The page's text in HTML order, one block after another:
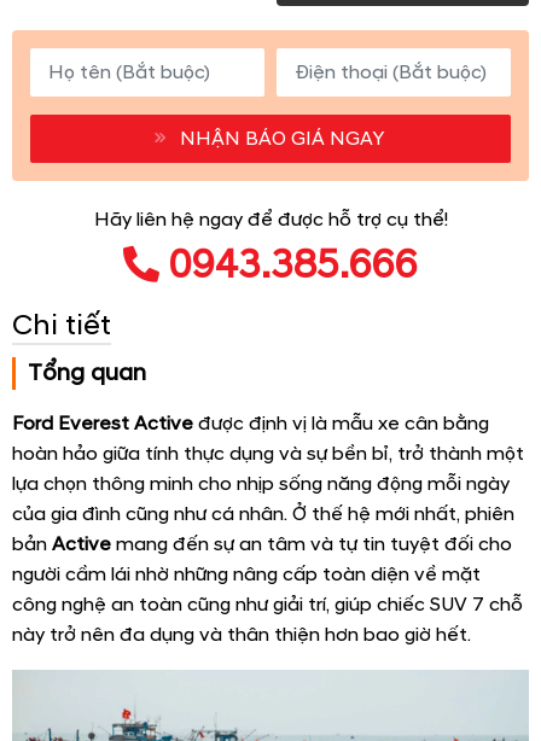
NHẬN BÁO GIÁ NGAY
Hãy liên hệ ngay để được hỗ trợ cụ thể!
0943.385.666
Chi tiết
Tổng quan
Ford Everest Active được định vị là mẫu xe cân bằng
hoàn hảo giữa tính thực dụng và sự bền bỉ, trở thành một
lựa chọn thông minh cho nhịp sống năng động mỗi ngày
của gia đình cũng như cá nhân. Ở thế hệ mới nhất, phiên
bản Active mang đến sự an tâm và tự tin tuyệt đối cho
người cầm lái nhờ những nâng cấp toàn diện về mặt
công nghệ an toàn cũng như giải trí, giúp chiếc SUV 7 chỗ
này trở nên đa dụng và thân thiện hơn bao giờ hết.